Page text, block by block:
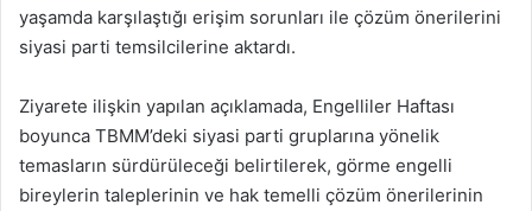
yaşamda karşılaştığı erişim sorunları ile çözüm önerilerini
siyasi parti temsilcilerine aktardı.
Ziyarete ilişkin yapılan açıklamada, Engelliler Haftası
boyunca TBMM’deki siyasi parti gruplarına yönelik
temasların sürdürüleceği belirtilerek, görme engelli
bireylerin taleplerinin ve hak temelli çözüm önerilerinin